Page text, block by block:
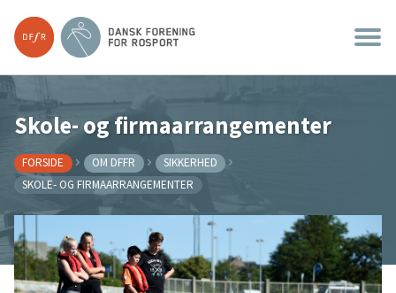
Skole- og firmaarrangementer
FORSIDE OM DFFR
SIKKERHED
SKOLE- OG FIRMAARRANGEMENTER